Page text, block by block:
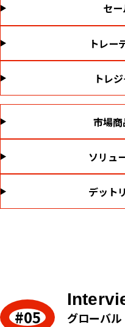
セ
トレー
トレ
市場
ソリュ
デット
グローバ